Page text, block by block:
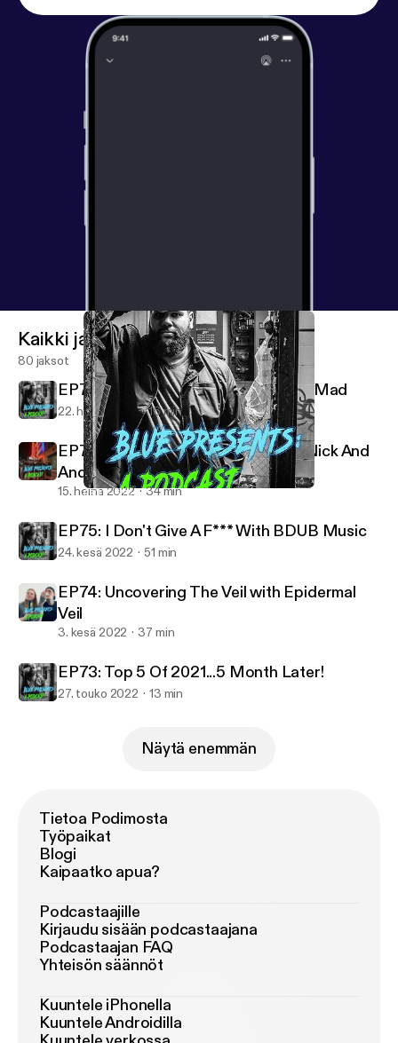
EP77: 5 Songs I Listen To When I'm Mad
Kaikki jaksot
80 jaksot
EP77: 5 Songs I Listen To When I'm Mad
22. heinä 2022 16 min
EP76: Raw F**king Energy PART2 Nick And
Andrew RETURN!
15. heinä 2022 34 min
EP75: I Don't Give A F*** With BDUB Music
24. kesä 2022 51 min
EP74: Uncovering The Veil with Epidermal
Veil
3. kesä 2022 37 min
EP73: Top 5 Of 2021...5 Month Later!
27. touko 2022 13 min
Näytä enemmän
Tietoa Podimosta
Työpaikat
Blogi
Kaipaatko apua?
Podcastaajille
Kirjaudu sisään podcastaajana
Podcastaajan FAQ
Yhteisön säännöt
Kuuntele iPhonella
Kuuntele Androidilla